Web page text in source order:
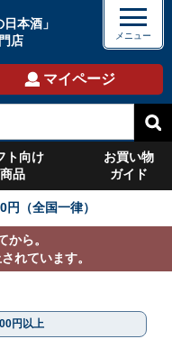
日本酒」
店
マイページ
ト向け
商品
お買い物
ガイド
（全国一律）
から。
れています。
円以上